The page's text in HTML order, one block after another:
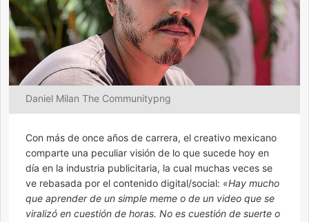
Daniel Milan The Communitypng
Con más de once años de carrera, el creativo mexicano
comparte una peculiar visión de lo que sucede hoy en
día en la industria publicitaria, la cual muchas veces se
ve rebasada por el contenido digital/social: «Hay mucho
que aprender de un simple meme o de un video que se
viralizó en cuestión de horas. No es cuestión de suerte o